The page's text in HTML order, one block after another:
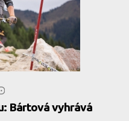
Bártová vyhrává